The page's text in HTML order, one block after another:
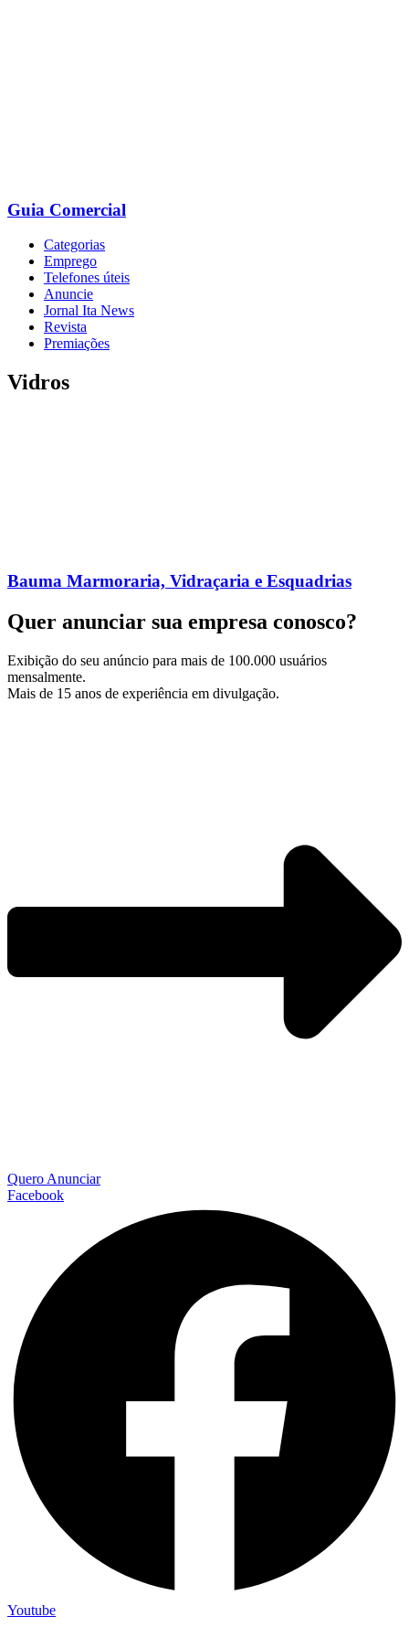
Guia Comercial
Categorias
Emprego
Telefones úteis
Anuncie
Jornal Ita News
Revista
Premiações
Vidros
Bauma Marmoraria, Vidraçaria e Esquadrias
Quer anunciar sua empresa conosco?
Exibição do seu anúncio para mais de 100.000 usuários
mensalmente.
Mais de 15 anos de experiência em divulgação.
Quero Anunciar
Facebook
Youtube